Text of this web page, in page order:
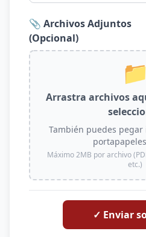
📎 Archivos Adjuntos
(Opcional)
📁
Arrastra archivos
También puedes
Máximo 2MB por archivo
etc.)
✓ Enviar